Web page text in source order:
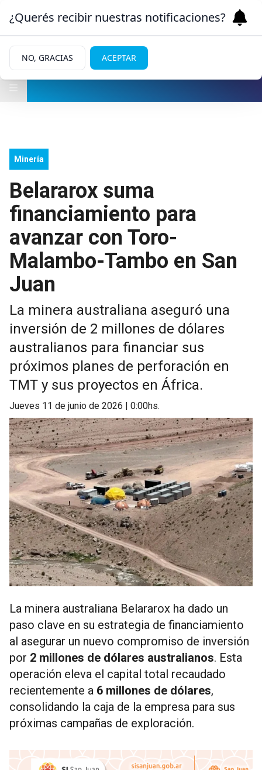
Minería
Belararox suma
financiamiento para
avanzar con Toro-
Malambo-Tambo en San
Juan
La minera australiana aseguró una
inversión de 2 millones de dólares
australianos para financiar sus
próximos planes de perforación en
TMT y sus proyectos en África.
jueves 11 de junio de 2026 | 0:00hs.
La minera australiana Belararox ha dado un
paso clave en su estrategia de financiamiento
al asegurar un nuevo compromiso de inversión
por 2 millones de dólares australianos. Esta
operación eleva el capital total recaudado
recientemente a 6 millones de dólares,
consolidando la caja de la empresa para sus
próximas campañas de exploración.
¿Querés recibir nuestras notificaciones?
NO, GRACIAS ACEPTAR